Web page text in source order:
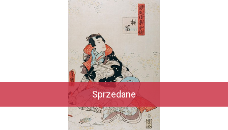
Sprzedane